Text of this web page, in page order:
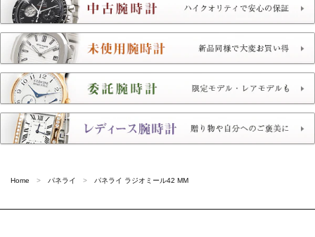
Home パネライ パネライ ラジオミール42 MM